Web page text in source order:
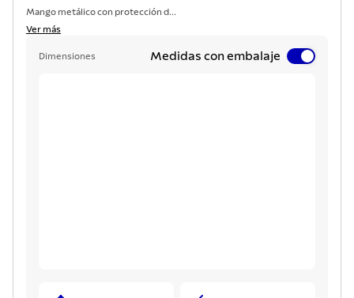
Mango metálico con protección d...
Ver más
Dimensiones Medidas con embalaje